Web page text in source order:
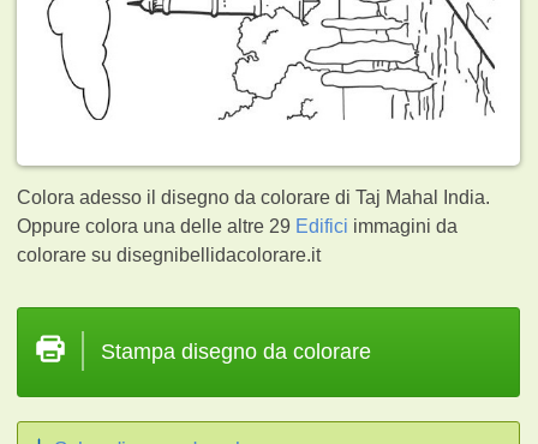
Colora adesso il disegno da colorare di Taj Mahal India.
Oppure colora una delle altre 29 Edifici immagini da
colorare su disegnibellidacolorare.it
Stampa disegno da colorare